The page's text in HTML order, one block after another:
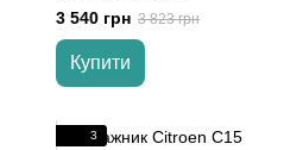
3 540 грн 3 823 грн
Купити
3